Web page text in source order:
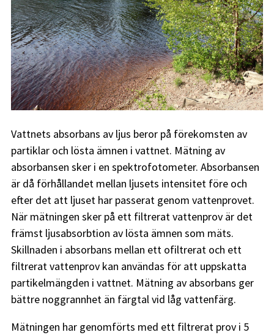
Vattnets absorbans av ljus beror på förekomsten av
partiklar och lösta ämnen i vattnet. Mätning av
absorbansen sker i en spektrofotometer. Absorbansen
är då förhållandet mellan ljusets intensitet före och
efter det att ljuset har passerat genom vattenprovet.
När mätningen sker på ett filtrerat vattenprov är det
främst ljusabsorbtion av lösta ämnen som mäts.
Skillnaden i absorbans mellan ett ofiltrerat och ett
filtrerat vattenprov kan användas för att uppskatta
partikelmängden i vattnet. Mätning av absorbans ger
bättre noggrannhet än färgtal vid låg vattenfärg.
Mätningen har genomförts med ett filtrerat prov i 5